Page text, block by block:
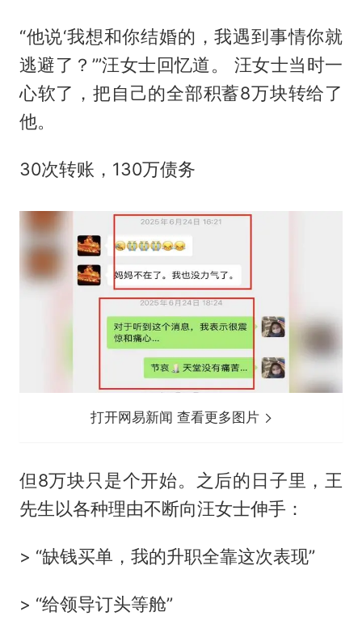
“他说‘我想和你结婚的，我遇到事情你就
逃避了？’”汪女士回忆道。 汪女士当时一
心软了，把自己的全部积蓄8万块转给了
他。
30次转账，130万债务
打开网易新闻 查看更多图片
但8万块只是个开始。之后的日子里，王
先生以各种理由不断向汪女士伸手：
> “缺钱买单，我的升职全靠这次表现”
> “给领导订头等舱”